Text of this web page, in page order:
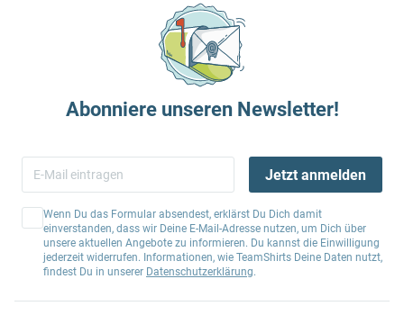
Abonniere unseren Newsletter!
Jetzt anmelden
Wenn Du das Formular absendest, erklärst Du Dich damit
einverstanden, dass wir Deine E-Mail-Adresse nutzen, um Dich über
unsere aktuellen Angebote zu informieren. Du kannst die Einwilligung
jederzeit widerrufen. Informationen, wie TeamShirts Deine Daten nutzt,
findest Du in unserer Datenschutzerklärung.